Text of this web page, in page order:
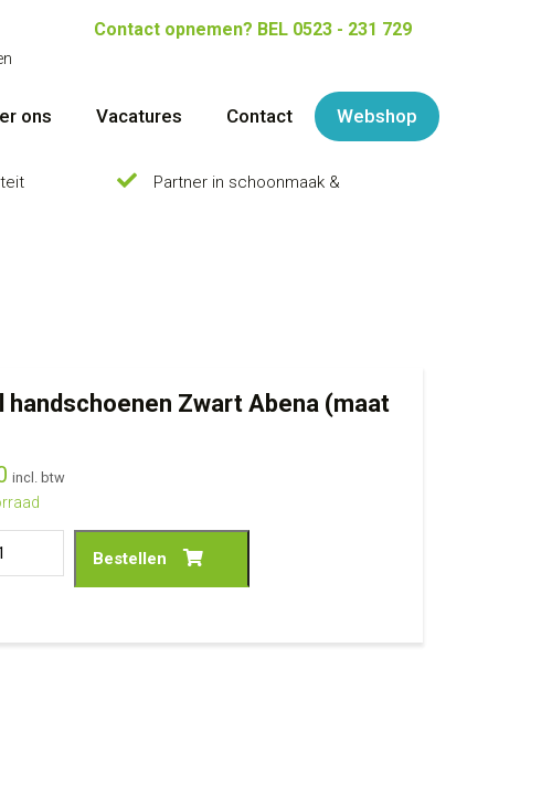
Contact opnemen? BEL 0523 - 231 729
ons Vacatures Contact Webshop
Partner in schoonmaak &
handschoenen Zwart Abena (maat
incl. btw
(maat L) aantalBestellen